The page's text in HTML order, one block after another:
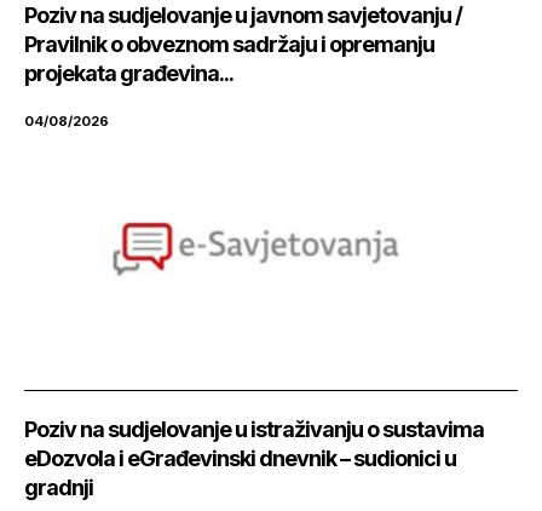
Poziv na sudjelovanje u javnom savjetovanju /
Pravilnik o obveznom sadržaju i opremanju
projekata građevina...
04/08/2026
Poziv na sudjelovanje u istraživanju o sustavima
eDozvola i eGrađevinski dnevnik – sudionici u
gradnji